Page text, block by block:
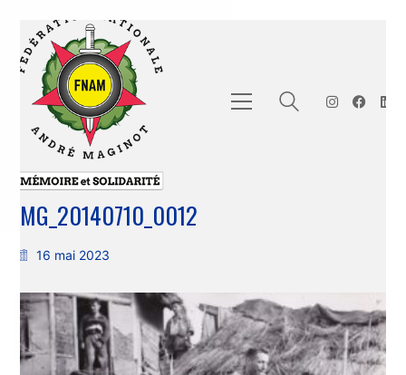
IMG_20140710_0012
16 mai 2023